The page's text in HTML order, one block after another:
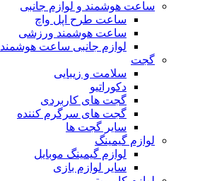
ساعت هوشمند و لوازم جانبی
ساعت طرح اپل واچ
ساعت هوشمند ورزشی
لوازم جانبی ساعت هوشمند
گجت
سلامت و زیبایی
دکوراتیو
گجت های کاربردی
گجت های سرگرم کننده
سایر گجت ها
لوازم گیمینگ
لوازم گیمینگ موبایل
سایر لوازم بازی